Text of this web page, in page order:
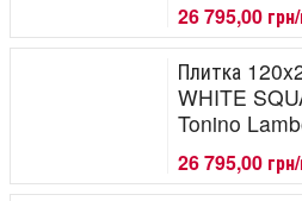
26 795,00
Плитка
WHITE
Tonino
26 795,00